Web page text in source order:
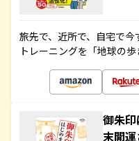
旅先で、近所で、自宅で
トレーニングを「地球の
御朱
末開